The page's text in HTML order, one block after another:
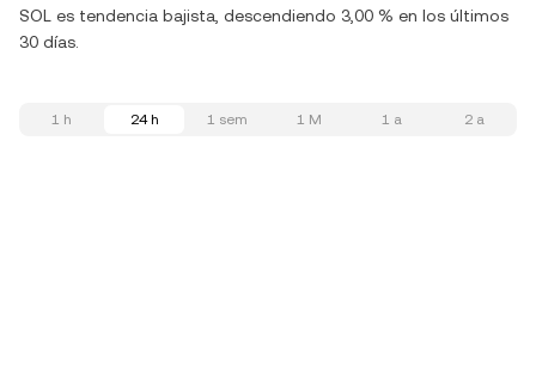
SOL es tendencia bajista, descendiendo 3,00 % en los últimos
30 días.
1 h 24 h 1 sem 1 M 1 a 2 a